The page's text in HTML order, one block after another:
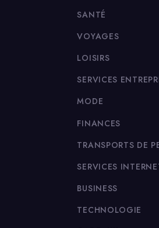
SANTÉ
VOYAGES
LOISIRS
SERVICES
MODE
FINANCES
TRANSPORTS DE
SERVICES
BUSINESS
TECHNOLOGIE